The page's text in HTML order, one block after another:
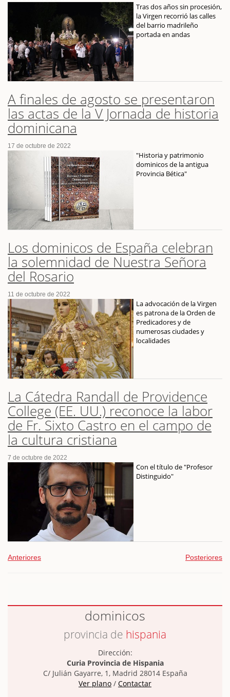
Tras dos años sin procesión,
la Virgen recorrió las calles
del barrio madrileño
portada en andas
A finales de agosto se presentaron
las actas de la V Jornada de historia
dominicana
17 de octubre de 2022
"Historia y patrimonio
dominicos de la antigua
Provincia Bética"
Los dominicos de España celebran
la solemnidad de Nuestra Señora
del Rosario
11 de octubre de 2022
La advocación de la Virgen
es patrona de la Orden de
Predicadores y de
numerosas ciudades y
localidades
La Cátedra Randall de Providence
College (EE. UU.) reconoce la labor
de Fr. Sixto Castro en el campo de
la cultura cristiana
7 de octubre de 2022
Con el título de "Profesor
Distinguido"
Anteriores Posteriores
dominicos
provincia de hispania
Dirección:
Curia Provincia de Hispania
C/ Julián Gayarre, 1, Madrid 28014 España
Ver plano / Contactar